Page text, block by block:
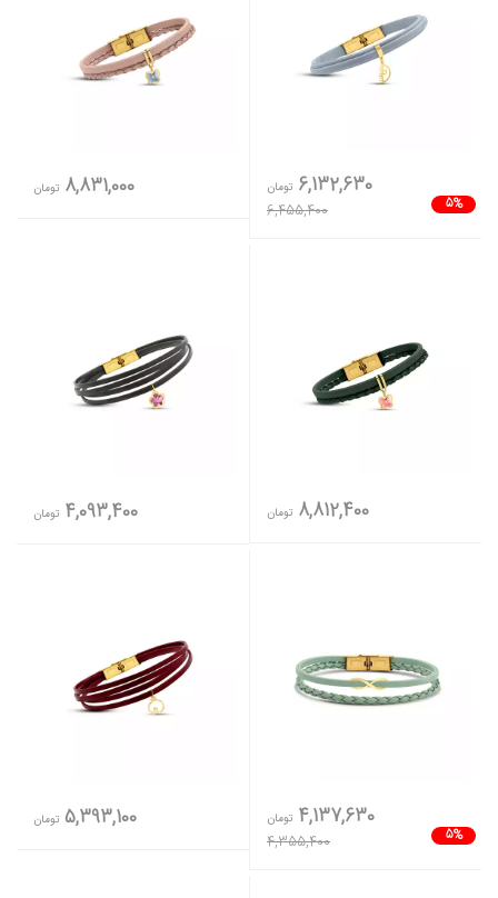
5%
6,132,630 تومان
6,455,400
8,831,000 تومان
8,812,400 تومان 4,093,400 تومان
5%
4,137,630 تومان
4,355,400
5,393,100 تومان